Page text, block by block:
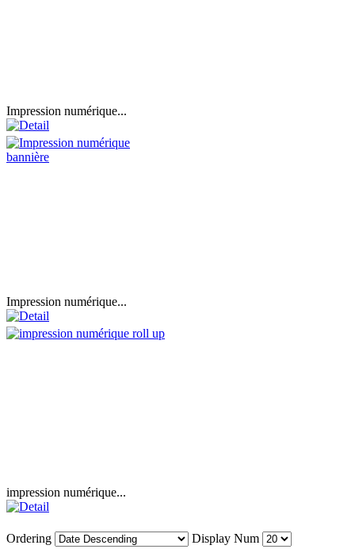
Impression numérique...
Impression numérique...
impression numérique...
Ordering Display Num